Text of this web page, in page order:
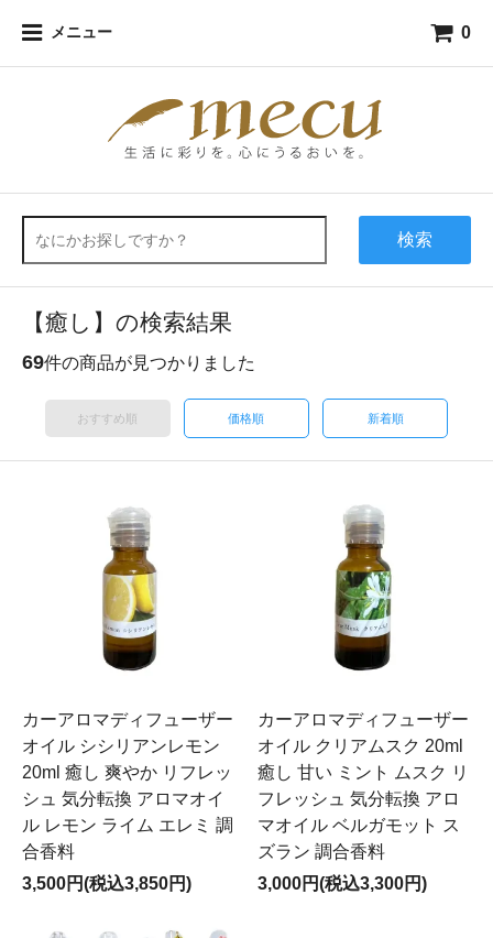
メニュー 0
検索
【癒し】の検索結果
69件の商品が見つかりました
おすすめ順 価格順 新着順
カーアロマディフューザー
オイル シシリアンレモン
20ml 癒し 爽やか リフレッ
シュ 気分転換 アロマオイ
ル レモン ライム エレミ 調
合香料
3,500円(税込3,850円)
カーアロマディフューザー
オイル クリアムスク 20ml
癒し 甘い ミント ムスク リ
フレッシュ 気分転換 アロ
マオイル ベルガモット ス
ズラン 調合香料
3,000円(税込3,300円)